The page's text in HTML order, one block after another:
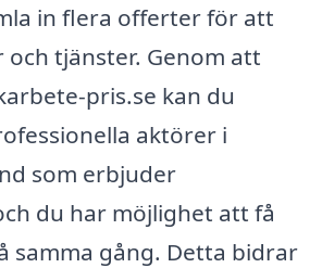
in flera offerter för att
tjänster. Genom att
pris.se kan du
aktörer i
som erbjuder
du har möjlighet att få
samma gång. Detta bidrar